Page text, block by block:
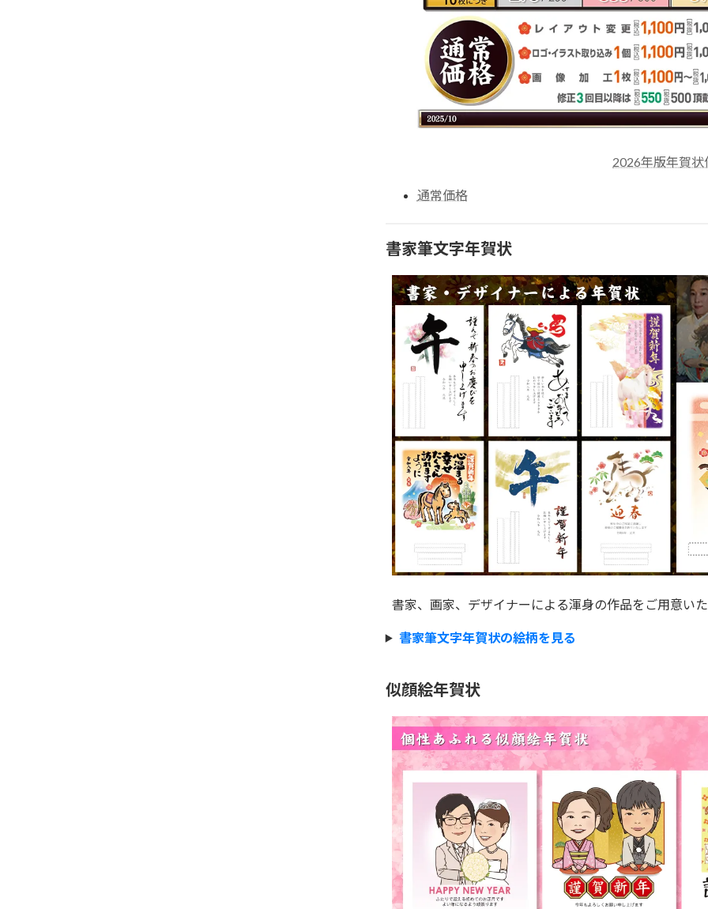
2026年版年賀状
通常価格
書家筆文字年賀状
書家、画家、デザイナーによる渾身の作品をご用意い
書家筆文字年賀状の絵柄を見る
似顔絵年賀状